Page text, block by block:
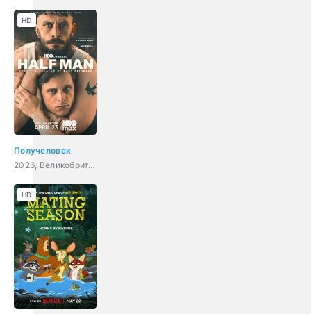
Получеловек
2026, Великобритания, США, драма
HD
HD